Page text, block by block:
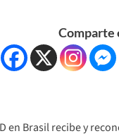
Comparte
en Brasil recibe y